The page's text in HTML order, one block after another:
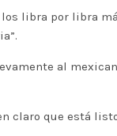
libra por libra
al
claro que está